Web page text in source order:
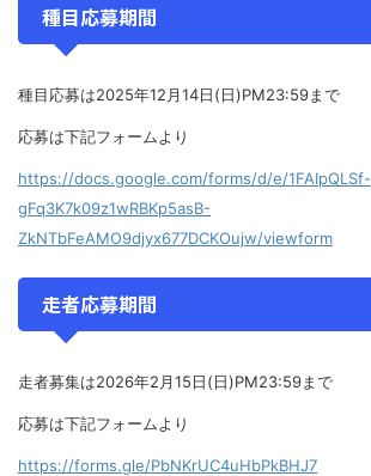
種目応募期間
種目応募は2025年12月14日(日)PM23:59まで
応募は下記フォームより
https://docs.google.com/forms/d/e/1FAIpQLSf-
gFq3K7k09z1wRBKp5asB-
ZkNTbFeAMO9djyx677DCKOujw/viewform
走者応募期間
走者募集は2026年2月15日(日)PM23:59まで
応募は下記フォームより
https://forms.gle/PbNKrUC4uHbPkBHJ7